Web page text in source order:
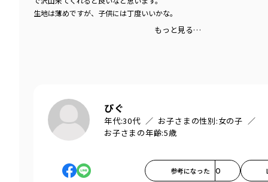
生地は薄めですが、子供には丁度いいかな。
もっと見る…
ぴぐ
年代:30代 お子さまの性別:女の子
お子さまの年齢:5歳
参考になった 0